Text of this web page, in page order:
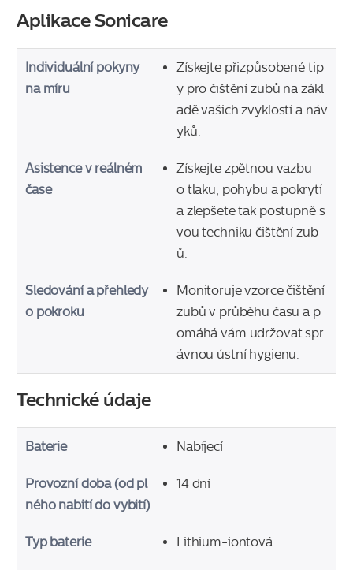
Aplikace Sonicare
Individuální pokyny
na míru
Získejte přizpůsobené tip
y pro čištění zubů na zákl
adě vašich zvyklostí a náv
yků.
Asistence v reálném
čase
Získejte zpětnou vazbu
o tlaku, pohybu a pokrytí
a zlepšete tak postupně s
vou techniku čištění zub
ů.
Sledování a přehledy
o pokroku
Monitoruje vzorce čištění
zubů v průběhu času a p
omáhá vám udržovat spr
ávnou ústní hygienu.
Technické údaje
Baterie Nabíjecí
Provozní doba (od pl
ného nabití do vybití)
14 dní
Typ baterie Lithium-iontová